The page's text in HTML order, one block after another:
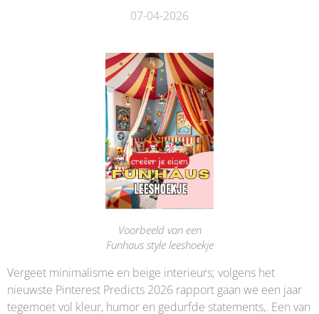
07-04-2026
Voorbeeld van een
Funhaus style leeshoekje
Vergeet minimalisme en beige interieurs; volgens het
nieuwste Pinterest Predicts 2026 rapport gaan we een jaar
tegemoet vol kleur, humor en gedurfde statements,. Een van